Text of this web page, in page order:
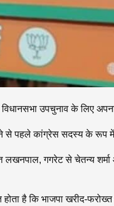
उपचुनाव के लिए अपना
जाने से पहले कांग्रेस सदस्य के रूप
लखनपाल, गगरेट से चेतन्य
है कि भाजपा खरीद-